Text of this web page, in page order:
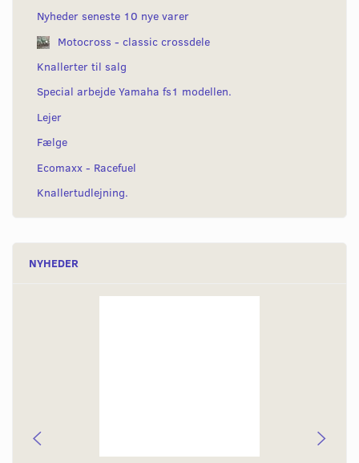
Nyheder seneste 10 nye varer
Motocross - classic crossdele
Knallerter til salg
Special arbejde Yamaha fs1 modellen.
Lejer
Fælge
Ecomaxx - Racefuel
Knallertudlejning.
NYHEDER